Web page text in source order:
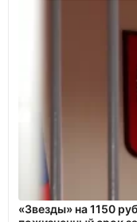
«Звезды» на 1150